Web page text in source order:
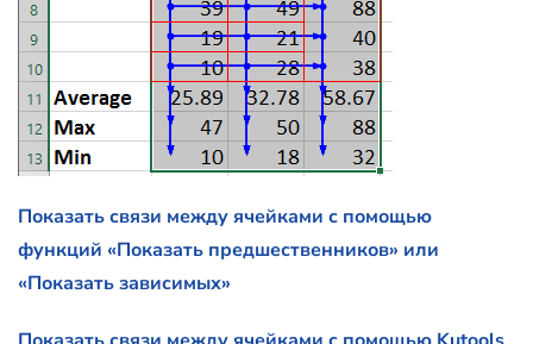
Показать связи между ячейками с помощью
функций «Показать предшественников» или
«Показать зависимых»